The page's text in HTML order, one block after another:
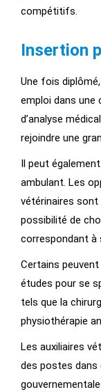
compétitifs.
Insertion
Une fois
emploi dans une
d’analyse
rejoindre une
Il peut
ambulant. Les
vétérinaires
possibilité de
correspondant à
Certains
études pour se
tels que la
physiothérapie
Les auxiliaires
des postes dans